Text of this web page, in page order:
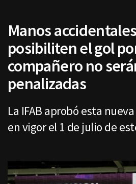
Manos
posibiliten el gol
compañero no
penalizadas
La IFAB aprobó esta
en vigor el 1 de julio de